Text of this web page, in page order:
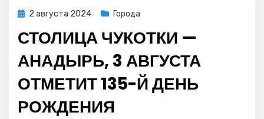
Posted
2 августа 2024 Города
СТОЛИЦА ЧУКОТКИ —
АНАДЫРЬ, 3 АВГУСТА
ОТМЕТИТ 135-Й ДЕНЬ
РОЖДЕНИЯ